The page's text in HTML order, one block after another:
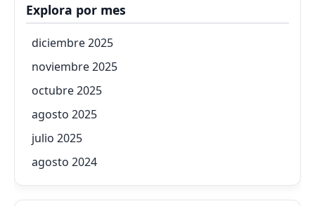
Explora por mes
diciembre 2025
noviembre 2025
octubre 2025
agosto 2025
julio 2025
agosto 2024